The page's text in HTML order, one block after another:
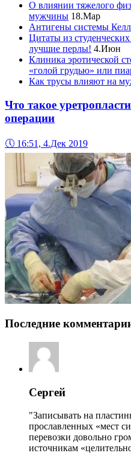
О влиянии тяжелого
мужчины 18.Мар
Антигены системы
Цитаты из
лучшие перлы! 4.Июн
Клиника эротической
«голой грудью» или
Как трусы влияют на
Что такое
операции
🕔 16:51, 4.Дек 2019
Последние
Сергей
"Записывать на
прославленных «мест
перевозки довольно
источникам